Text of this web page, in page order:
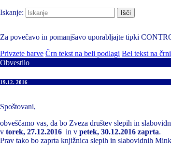
Iskanje:
Za povečavo in pomanjšavo uporabljajte tipki
Privzete barve Črn tekst na beli podlagi Bel tekst na
Obvestilo
19.12. 2016
Spoštovani,
obveščamo vas, da bo Zveza društev slepih in
v torek, 27.12.2016 in v petek, 30.12.2016 zaprta.
Prav tako bo zaprta knjižnica slepih in slabovidnih